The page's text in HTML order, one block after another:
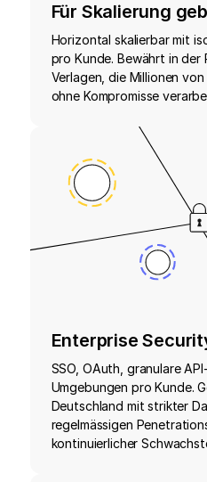
Für Skalierung
Horizontal skalierbar mit
pro Kunde. Bewährt in
Verlagen, die Millionen
ohne Kompromisse
Enterprise
SSO, OAuth, granulare
Umgebungen pro Kunde.
Deutschland mit strikter
regelmässigen
kontinuierlicher